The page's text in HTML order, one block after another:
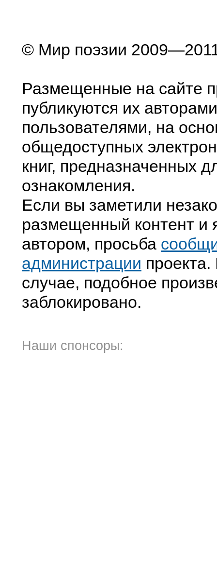
© Мир поэзии
Размещенные на сайте
публикуются их
пользователями, на
общедоступных
книг, предназначенных
ознакомления.
Если вы заметили
размещенный контент и
автором, просьба
администрации
случае, подобное
заблокировано.
Наши спонсоры: